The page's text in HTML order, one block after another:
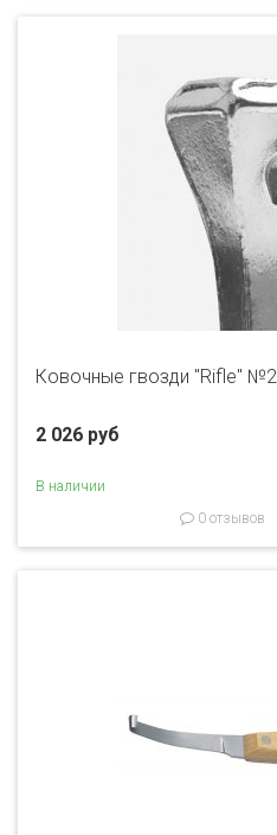
Ковочные гвозди "Rifle" №2
2 026 руб
В наличии
0 отзывов